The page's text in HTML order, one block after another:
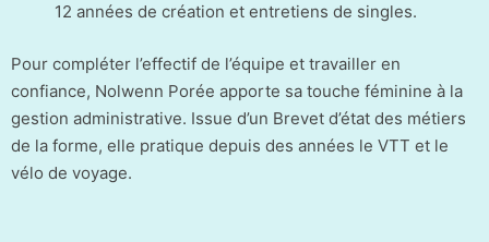
12 années de création et entretiens de singles.
Pour compléter l’effectif de l’équipe et travailler en
confiance, Nolwenn Porée apporte sa touche féminine à la
gestion administrative. Issue d’un Brevet d’état des métiers
de la forme, elle pratique depuis des années le VTT et le
vélo de voyage.